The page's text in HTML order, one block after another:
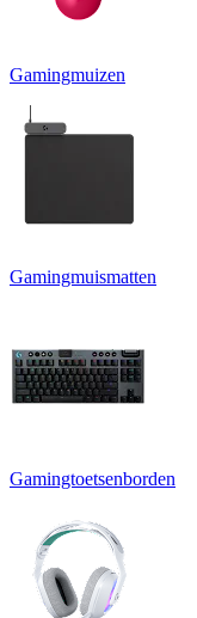
Gamingmuizen
Gamingmuismatten
Gamingtoetsenborden